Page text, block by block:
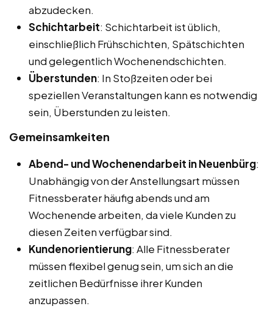
abzudecken.
Schichtarbeit: Schichtarbeit ist üblich,
einschließlich Frühschichten, Spätschichten
und gelegentlich Wochenendschichten.
Überstunden: In Stoßzeiten oder bei
speziellen Veranstaltungen kann es notwendig
sein, Überstunden zu leisten.
Gemeinsamkeiten
Abend- und Wochenendarbeit in Neuenbürg:
Unabhängig von der Anstellungsart müssen
Fitnessberater häufig abends und am
Wochenende arbeiten, da viele Kunden zu
diesen Zeiten verfügbar sind.
Kundenorientierung: Alle Fitnessberater
müssen flexibel genug sein, um sich an die
zeitlichen Bedürfnisse ihrer Kunden
anzupassen.